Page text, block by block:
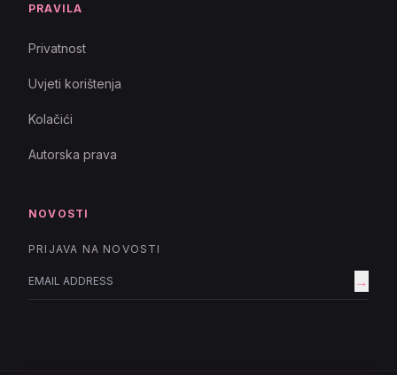
PRAVILA
Privatnost
Uvjeti korištenja
Kolačići
Autorska prava
NOVOSTI
PRIJAVA NA NOVOSTI
→